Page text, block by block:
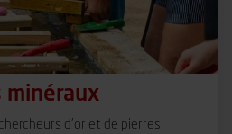
minéraux
d’or et de pierres.